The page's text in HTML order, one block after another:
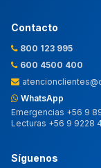
Contacto
800 123 995
600 4500 400
WhatsApp
Emergencias +56 9
Lecturas +56 9 9228
Síguenos